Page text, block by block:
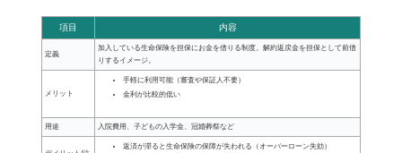
項目 内容
定義
加入している生命保険を担保にお金を借りる制度。解約返戻金を担保として前借
りするイメージ。
メリット
手軽に利用可能（審査や保証人不要）
金利が比較的低い
用途 入院費用、子どもの入学金、冠婚葬祭など
返済が滞ると生命保険の保障が失われる（オーバーローン失効）